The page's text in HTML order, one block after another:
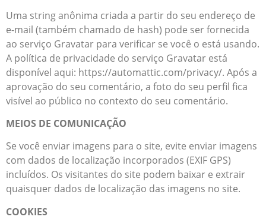
Uma string anônima criada a partir do seu endereço de
e-mail (também chamado de hash) pode ser fornecida
ao serviço Gravatar para verificar se você o está usando.
A política de privacidade do serviço Gravatar está
disponível aqui: https://automattic.com/privacy/. Após a
aprovação do seu comentário, a foto do seu perfil fica
visível ao público no contexto do seu comentário.
MEIOS DE COMUNICAÇÃO
Se você enviar imagens para o site, evite enviar imagens
com dados de localização incorporados (EXIF GPS)
incluídos. Os visitantes do site podem baixar e extrair
quaisquer dados de localização das imagens no site.
COOKIES